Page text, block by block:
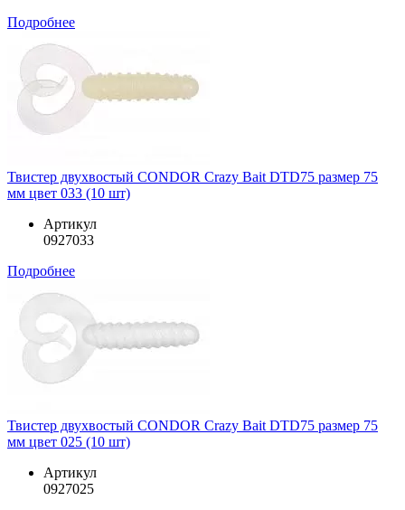
Подробнее
Твистер двухвостый CONDOR Crazy Bait DTD75 размер 75
мм цвет 033 (10 шт)
Артикул
0927033
Подробнее
Твистер двухвостый CONDOR Crazy Bait DTD75 размер 75
мм цвет 025 (10 шт)
Артикул
0927025